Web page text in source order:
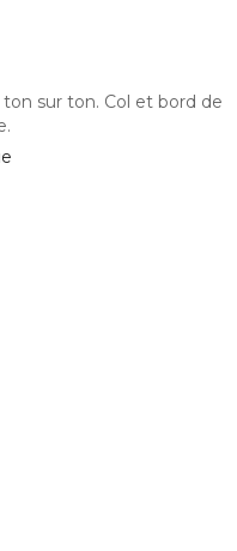
sur ton. Col et bord de